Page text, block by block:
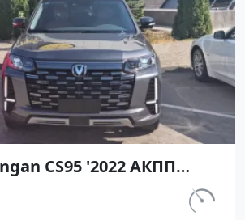
CS95 '2022 АКПП
Бензин инжектор
Серый Внедорожник
км.